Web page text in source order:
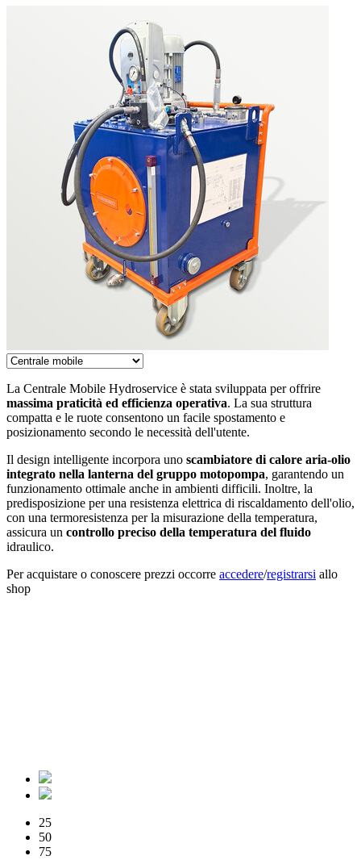
La Centrale Mobile Hydroservice è stata sviluppata per offrire
massima praticità ed efficienza operativa. La sua struttura
compatta e le ruote consentono un facile spostamento e
posizionamento secondo le necessità dell'utente.
Il design intelligente incorpora uno scambiatore di calore aria-olio
integrato nella lanterna del gruppo motopompa, garantendo un
funzionamento ottimale anche in ambienti difficili. Inoltre, la
predisposizione per una resistenza elettrica di riscaldamento dell'olio,
con una termoresistenza per la misurazione della temperatura,
assicura un controllo preciso della temperatura del fluido
idraulico.
Per acquistare o conoscere prezzi occorre accedere/registrarsi allo
shop
25
50
75